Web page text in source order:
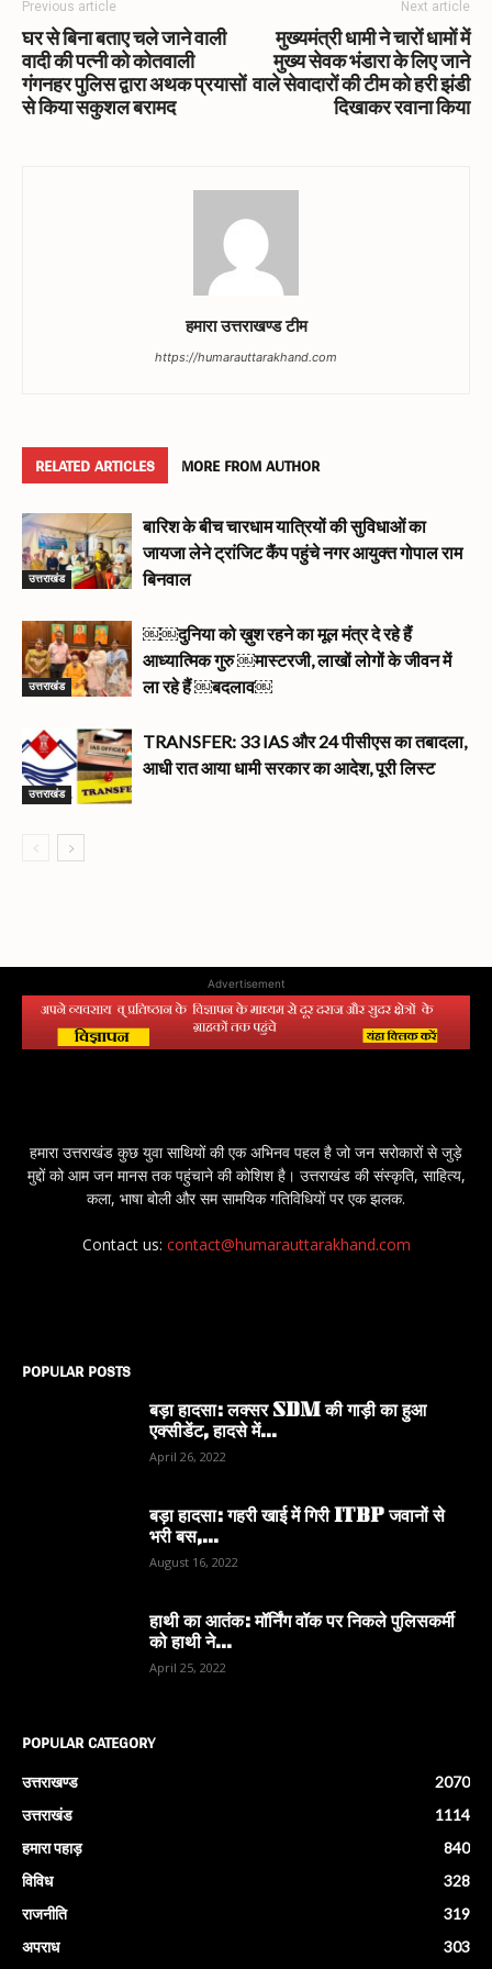
Previous article
घर से बिना बताए चले जाने वाली
वादी की पत्नी को कोतवाली
गंगनहर पुलिस द्वारा अथक प्रयासों
से किया सकुशल बरामद
Next article
मुख्यमंत्री धामी ने चारों धामों में
मुख्य सेवक भंडारा के लिए जाने
वाले सेवादारों की टीम को हरी झंडी
दिखाकर रवाना किया
हमारा उत्तराखण्ड टीम
https://humarauttarakhand.com
RELATED ARTICLES MORE FROM AUTHOR
उत्तराखंड
बारिश के बीच चारधाम यात्रियों की सुविधाओं का
जायजा लेने ट्रांजिट कैंप पहुंचे नगर आयुक्त गोपाल राम
बिनवाल
उत्तराखंड
￼￼दुनिया को ख़ुश रहने का मूल मंत्र दे रहे हैं
आध्यात्मिक गुरु ￼मास्टरजी, लाखों लोगों के जीवन में
ला रहे हैं ￼बदलाव￼
उत्तराखंड
TRANSFER: 33 IAS और 24 पीसीएस का तबादला,
आधी रात आया धामी सरकार का आदेश, पूरी लिस्ट
Advertisement
हमारा उत्तराखंड कुछ युवा साथियों की एक अभिनव पहल है जो जन सरोकारों से जुड़े
मुद्दों को आम जन मानस तक पहुंचाने की कोशिश है। उत्तराखंड की संस्कृति, साहित्य,
कला, भाषा बोली और सम सामयिक गतिविधियों पर एक झलक.
Contact us: contact@humarauttarakhand.com
POPULAR POSTS
बड़ा हादसा: लक्सर SDM की गाड़ी का हुआ
एक्सीडेंट, हादसे में...
April 26, 2022
बड़ा हादसा: गहरी खाई में गिरी ITBP जवानों से
भरी बस,...
August 16, 2022
हाथी का आतंक: मॉर्निंग वॉक पर निकले पुलिसकर्मी
को हाथी ने...
April 25, 2022
POPULAR CATEGORY
उत्तराखण्ड
2070
उत्तराखंड
1114
हमारा पहाड़
840
विविध
328
राजनीति
319
अपराध
303